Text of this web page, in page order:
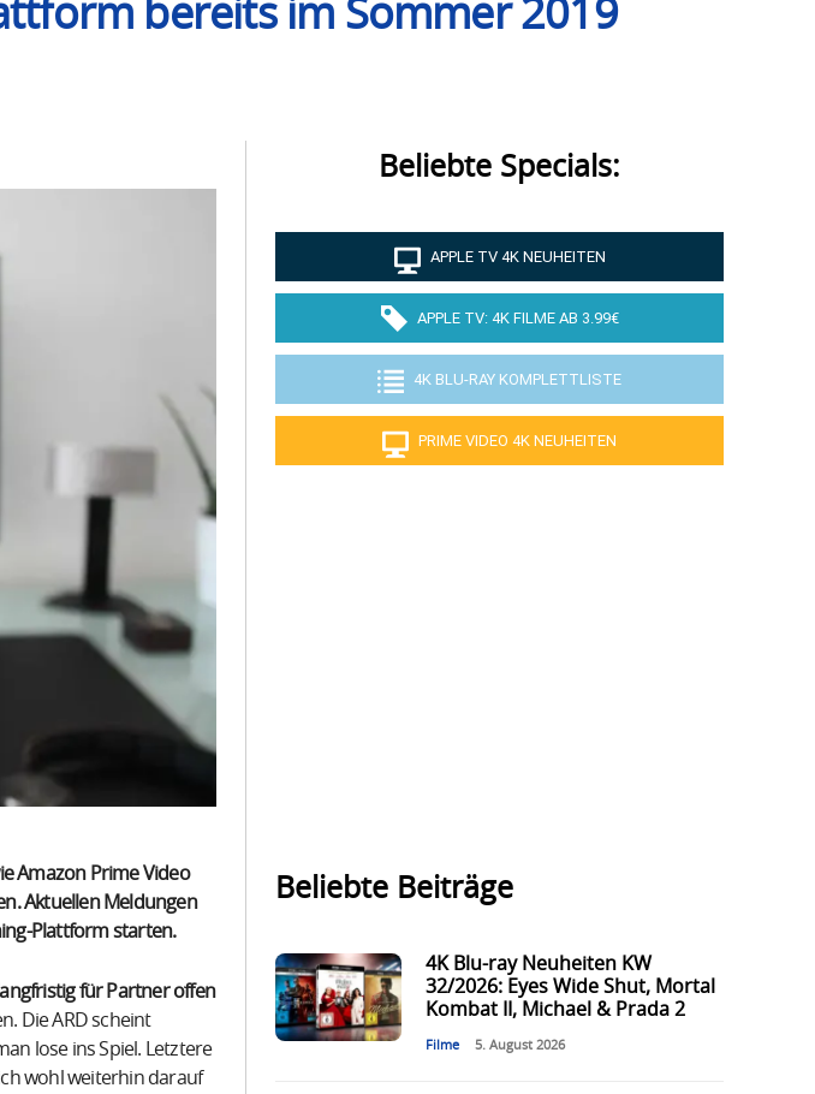
bereits im Sommer 2019
Amazon Prime Video
Aktuellen Meldungen
Plattform starten.
für Partner offen
Die ARD scheint
lose ins Spiel. Letztere
wohl weiterhin darauf
Beliebte Specials:
APPLE TV 4K NEUHEITEN
APPLE TV: 4K FILME AB 3.99€
4K BLU-RAY KOMPLETTLISTE
PRIME VIDEO 4K NEUHEITEN
Beliebte Beiträge
4K Blu-ray Neuheiten KW
32/2026: Eyes Wide Shut, Mortal
Kombat II, Michael & Prada 2
Filme 5. August 2026